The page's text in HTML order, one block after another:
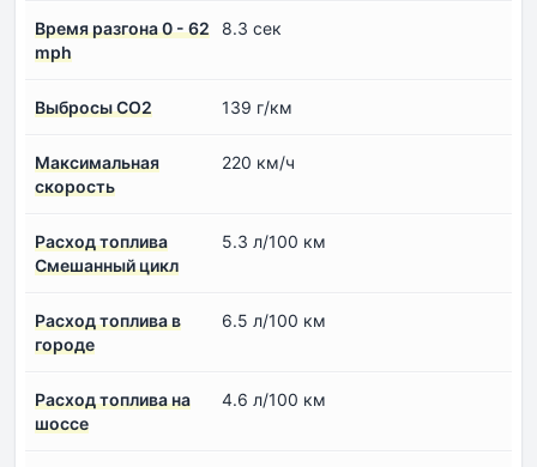
Время разгона 0 - 62
mph
8.3 сек
Выбросы CO2 139 г/км
Максимальная
скорость
220 км/ч
Расход топлива
Смешанный цикл
5.3 л/100 км
Расход топлива в
городе
6.5 л/100 км
Расход топлива на
шоссе
4.6 л/100 км